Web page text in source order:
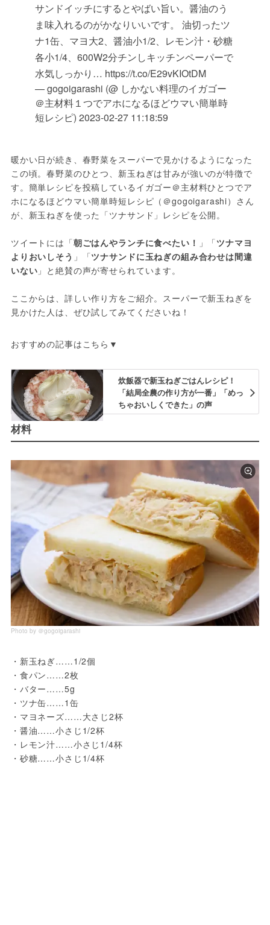
サンドイッチにするとやばい旨い。醤油のう
ま味入れるのがかなりいいです。 油切ったツ
ナ1缶、マヨ大2、醤油小1/2、レモン汁・砂糖
各小1/4、600W2分チンしキッチンペーパーで
水気しっかり… https://t.co/E29vKIOtDM
— gogoigarashi (@ しかない料理のイガゴー
＠主材料１つでアホになるほどウマい簡単時
短レシピ) 2023-02-27 11:18:59
暖かい日が続き、春野菜をスーパーで見かけるようになった
この頃。春野菜のひとつ、新玉ねぎは甘みが強いのが特徴で
す。簡単レシピを投稿しているイガゴー＠主材料ひとつでア
ホになるほどウマい簡単時短レシピ（＠gogoigarashi）さん
が、新玉ねぎを使った「ツナサンド」レシピを公開。
ツイートには「朝ごはんやランチに食べたい！ 」「ツナマヨ
よりおいしそう 」「ツナサンドに玉ねぎの組み合わせは間違
いない 」と絶賛の声が寄せられています。
ここからは、詳しい作り方をご紹介。スーパーで新玉ねぎを
見かけた人は、ぜひ試してみてくださいね！
おすすめの記事はこちら▼
炊飯器で新玉ねぎごはんレシピ！
「結局全農の作り方が一番」「めっ
ちゃおいしくできた」の声
材料
Photo by ＠gogoigarashi
・新玉ねぎ……1/2個
・食パン……2枚
・バター……5g
・ツナ缶……1缶
・マヨネーズ……大さじ2杯
・醤油……小さじ1/2杯
・レモン汁……小さじ1/4杯
・砂糖……小さじ1/4杯